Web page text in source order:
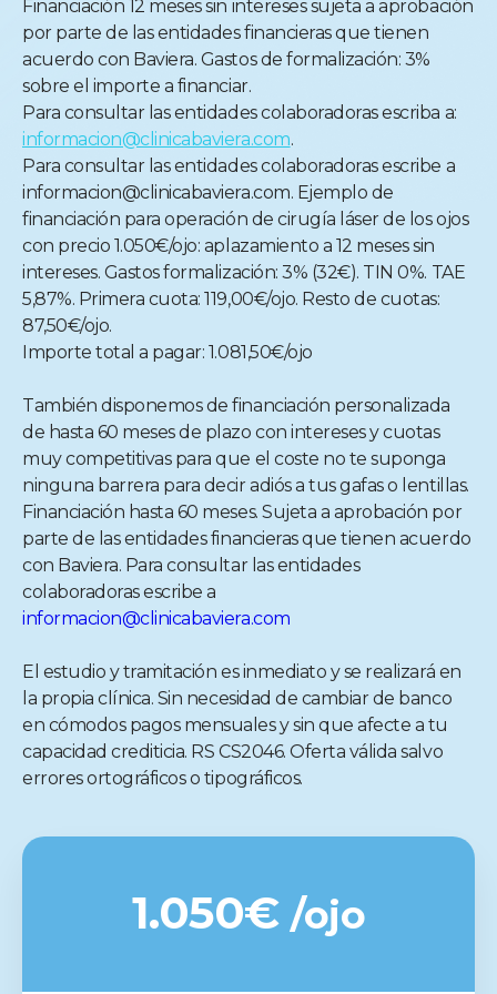
Financiación 12 meses sin intereses sujeta a aprobación
por parte de las entidades financieras que tienen
acuerdo con Baviera. Gastos de formalización: 3%
sobre el importe a financiar.
Para consultar las entidades colaboradoras escriba a:
informacion@clinicabaviera.com.
Para consultar las entidades colaboradoras escribe a
informacion@clinicabaviera.com. Ejemplo de
financiación para operación de cirugía láser de los ojos
con precio 1.050€/ojo: aplazamiento a 12 meses sin
intereses. Gastos formalización: 3% (32€). TIN 0%. TAE
5,87%. Primera cuota: 119,00€/ojo. Resto de cuotas:
87,50€/ojo.
Importe total a pagar: 1.081,50€/ojo
También disponemos de financiación personalizada
de hasta 60 meses de plazo con intereses y cuotas
muy competitivas para que el coste no te suponga
ninguna barrera para decir adiós a tus gafas o lentillas.
Financiación hasta 60 meses. Sujeta a aprobación por
parte de las entidades financieras que tienen acuerdo
con Baviera. Para consultar las entidades
colaboradoras escribe a
informacion@clinicabaviera.com
El estudio y tramitación es inmediato y se realizará en
la propia clínica. Sin necesidad de cambiar de banco
en cómodos pagos mensuales y sin que afecte a tu
capacidad crediticia. RS CS2046. Oferta válida salvo
errores ortográficos o tipográficos.
1.050€/ojo